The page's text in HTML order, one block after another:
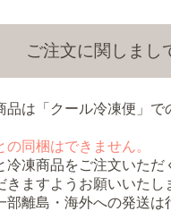
ご注文に関しまし
品は「クール冷凍便」で
の同梱はできません。
冷凍商品をご注文いただ
きますようお願いいたし
部離島・海外への発送